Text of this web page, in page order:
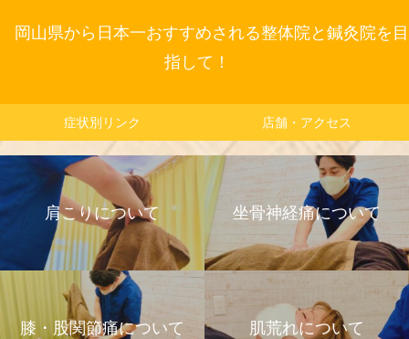
岡山県から日本一おすすめされる整体院と鍼灸院を目
指して！
症状別リンク 店舗・アクセス
肩こりについて 坐骨神経痛について
膝・股関節痛について 肌荒れについて